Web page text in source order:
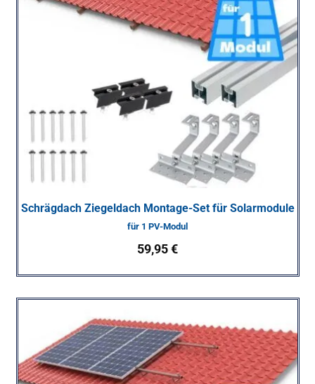
Schrägdach Ziegeldach Montage-Set für Solarmodule
für 1 PV-Modul
59,95€